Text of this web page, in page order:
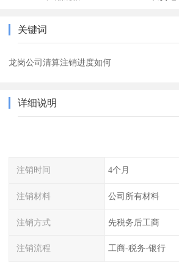
关键词
龙岗公司清算注销进度如何
详细说明
注销时间 4个月
注销材料 公司所有材料
注销方式 先税务后工商
注销流程 工商-税务-银行